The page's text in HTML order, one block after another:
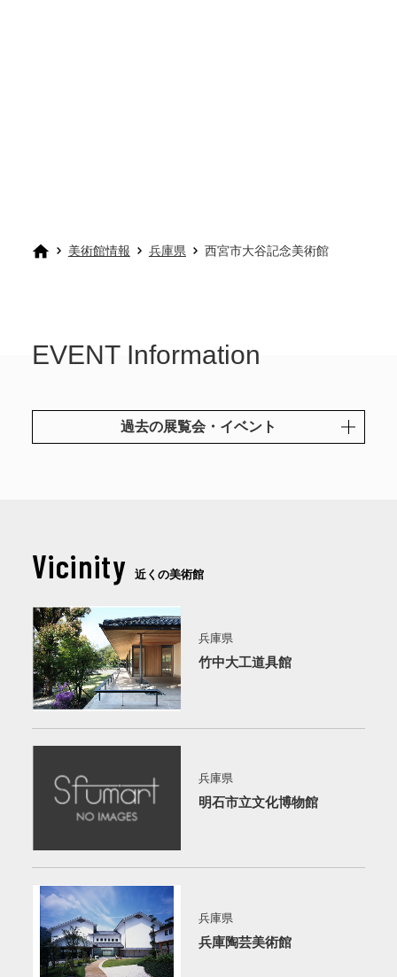
美術館情報 兵庫県 西宮市大谷記念美術館
EVENT Information
過去の展覧会・イベント
Vicinity 近くの美術館
兵庫県
竹中大工道具館
兵庫県
明石市立文化博物館
兵庫県
兵庫陶芸美術館